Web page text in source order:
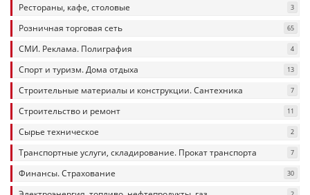
Рестораны, кафе, столовые 3
Розничная торговая сеть 65
СМИ. Реклама. Полиграфия 4
Спорт и туризм. Дома отдыха 13
Строительные материалы и конструкции. Сантехника 7
Строительство и ремонт 11
Сырье техническое 2
Транспортные услуги, складирование. Прокат транспорта 7
Финансы. Страхование 30